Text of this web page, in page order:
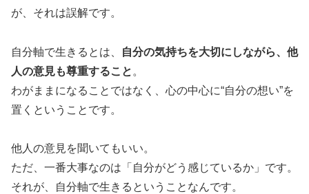
が、それは誤解です。
自分軸で生きるとは、
自分の気持ちを大切にしながら、他
人の意見も尊重すること 。
わがままになることではなく、心の中心に“自分の想い”を
置くということです。
他人の意見を聞いてもいい。
ただ、一番大事なのは「自分がどう感じているか」です。
それが、自分軸で生きるということなんです。